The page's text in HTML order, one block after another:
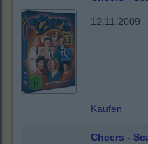
12.11.2009
Kaufen
Cheers -